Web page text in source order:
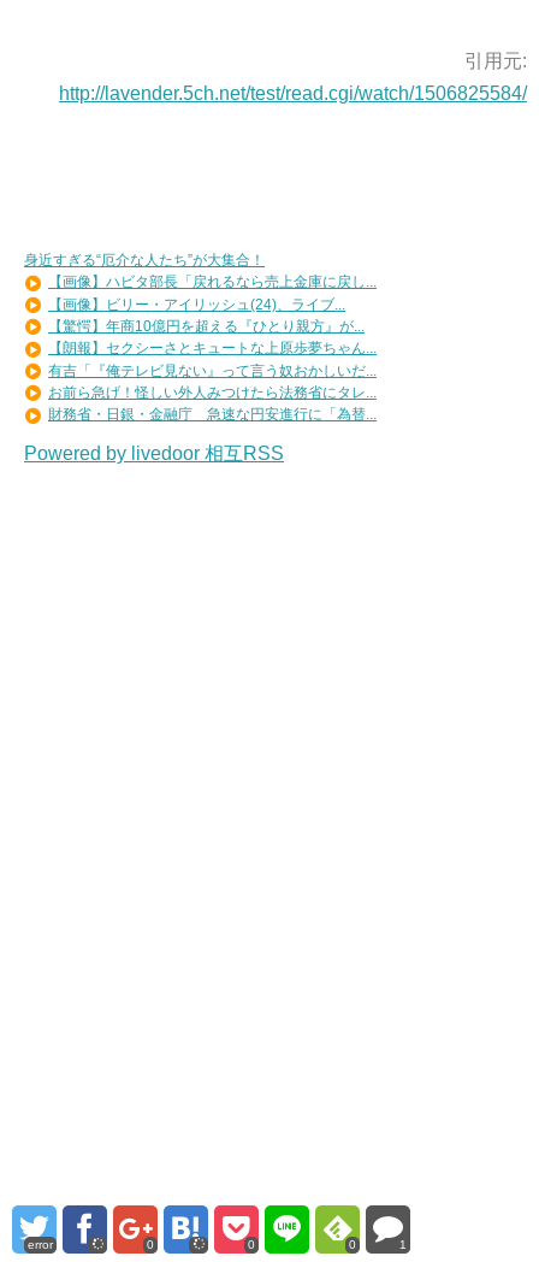
引用元:
http://lavender.5ch.net/test/read.cgi/watch/1506825584/
身近すぎる“厄介な人たち”が大集合！
【画像】ハビタ部長「戻れるなら売上金庫に戻し...
【画像】ビリー・アイリッシュ(24)、ライブ...
【驚愕】年商10億円を超える『ひとり親方』が...
【朗報】セクシーさとキュートな上原歩夢ちゃん...
有吉「『俺テレビ見ない』って言う奴おかしいだ...
お前ら急げ！怪しい外人みつけたら法務省にタレ...
財務省・日銀・金融庁 急速な円安進行に「為替...
Powered by livedoor 相互RSS
error 0 0 0 1